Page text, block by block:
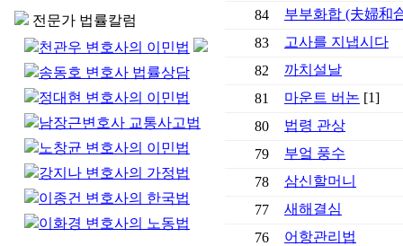
전문가 법률칼럼
천관우 변호사의 이민법
송동호 변호사 법률상담
정대현 변호사의 이민법
남장근변호사 교통사고법
노창균 변호사의 이민법
강지나 변호사의 가정법
이종건 변호사의 한국법
이화경 변호사의 노동법
84
부부화합 (夫婦和
83
고사를 지냅시다
82
까치설날
81
마운트 버논 [1]
80
법령 관상
79
부엌 풍수
78
삼신할머니
77
새해결심
76
어항관리법